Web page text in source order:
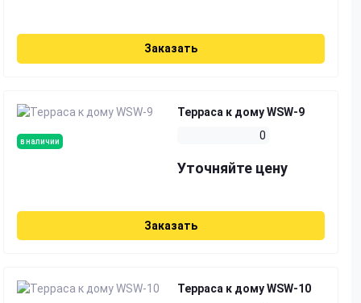
Заказать
в наличии
Терраса к дому WSW-9
0
Уточняйте цену
Заказать
Терраса к дому WSW-10